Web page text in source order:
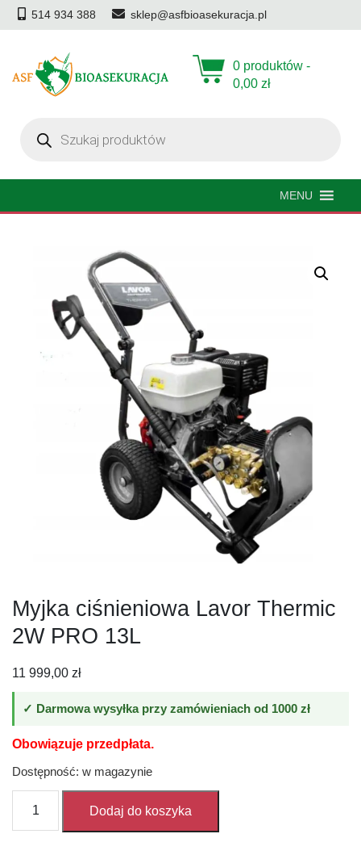
514 934 388 sklep@asfbioasekuracja.pl
0 produktów -
0,00 zł
produktów
MENU
Myjka ciśnieniowa Lavor Thermic
2W PRO 13L
11 999,00 zł
✓ Darmowa wysyłka przy zamówieniach od 1000 zł
Obowiązuje przedpłata.
Dostępność: w magazynie
Myjka
ciśnieniowa
Dodaj do koszyka